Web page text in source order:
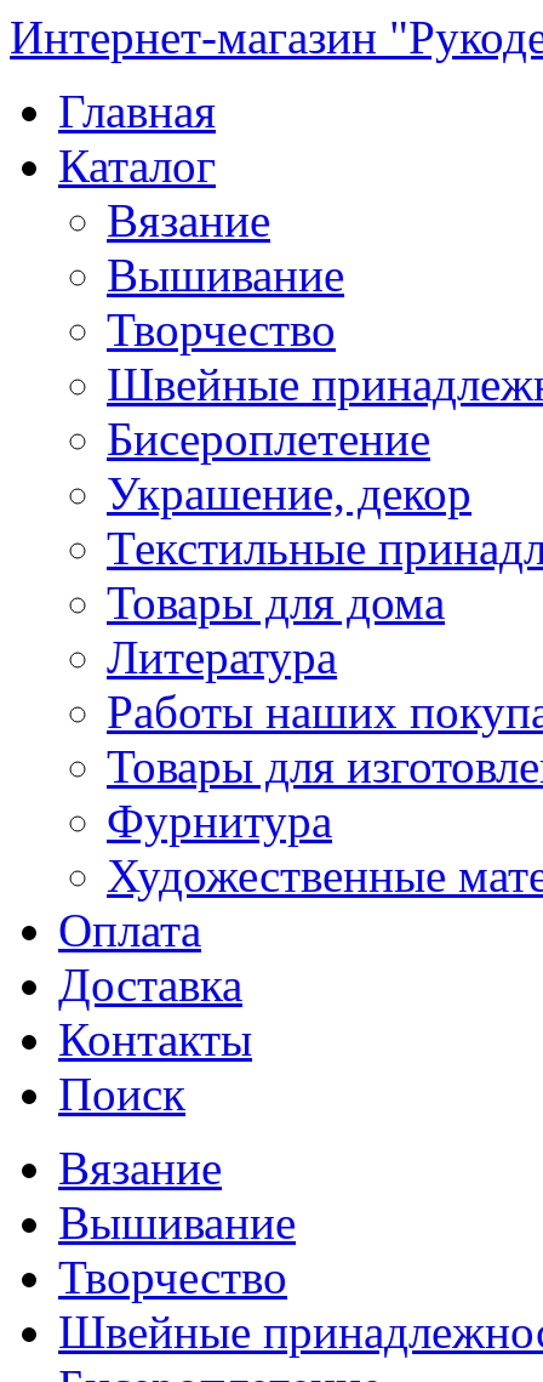
Интернет-магазин
Главная
Каталог
Вязание
Вышивание
Творчество
Швейные
Бисероплетение
Украшение, декор
Текстильные
Товары для дома
Литература
Работы наших
Товары для
Фурнитура
Художественные
Оплата
Доставка
Контакты
Поиск
Вязание
Вышивание
Творчество
Швейные